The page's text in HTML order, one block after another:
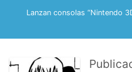
Lanzan consolas “Nintendo